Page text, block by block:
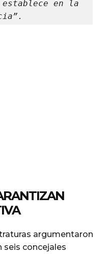
establece en la
argumentaron
seis concejales